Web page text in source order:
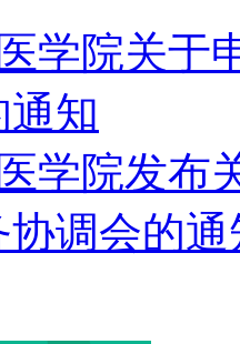
学院关于
知
学院发布
调会的通